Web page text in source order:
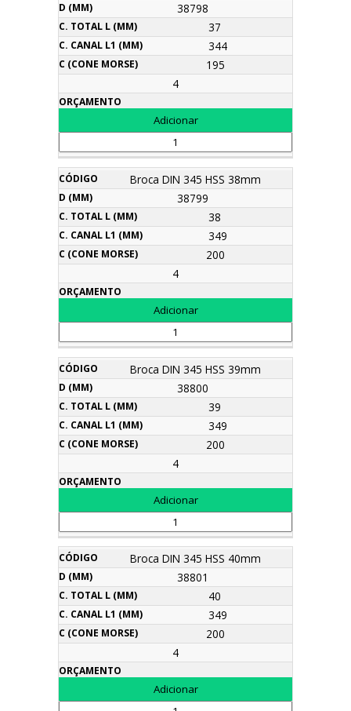
38798
37
344
195
4
Broca DIN 345 HSS 38mm
38799
38
349
200
4
Broca DIN 345 HSS 39mm
38800
39
349
200
4
Broca DIN 345 HSS 40mm
38801
40
349
200
4